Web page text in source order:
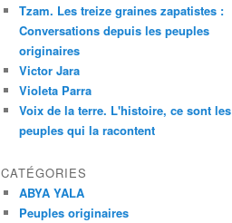
Tzam. Les treize graines zapatistes :
Conversations depuis les peuples
originaires
Victor Jara
Violeta Parra
Voix de la terre. L'histoire, ce sont les
peuples qui la racontent
CATÉGORIES
ABYA YALA
Peuples originaires